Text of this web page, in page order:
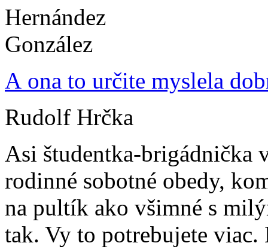
A ona to určite myslela
Rudolf Hrčka
Asi študentka-brigádnička
rodinné sobotné obedy,
na pultík ako všimné s
tak. Vy to potrebujete viac.